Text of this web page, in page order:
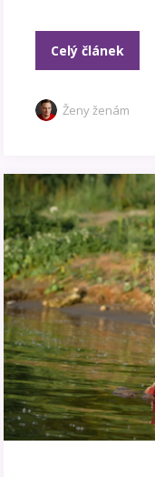
Celý článek
Ženy ženám